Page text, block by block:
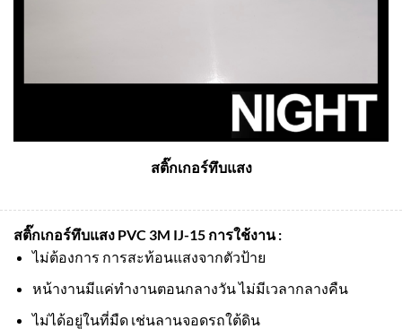
สติ๊กเกอร์ทึบแสง
สติ๊กเกอร์ทึบแสง PVC 3M IJ-15 การใช้งาน :
ไม่ต้องการ การสะท้อนแสงจากตัวป้าย
หน้างานมีแค่ทำงานตอนกลางวัน ไม่มีเวลากลางคืน
ไม่ได้อยู่ในที่มืด เช่นลานจอดรถใต้ดิน